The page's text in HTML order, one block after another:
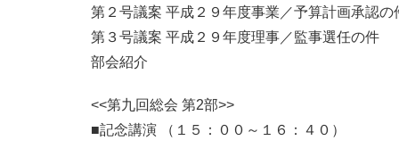
第２号議案 平成２９年度事業／予算計画承認の
第３号議案 平成２９年度理事／監事選任の件
部会紹介
<<第九回総会 第2部>>
■記念講演 （１５：００～１６：４０）